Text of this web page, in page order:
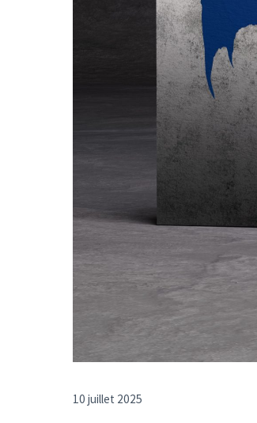
10 juillet 2025